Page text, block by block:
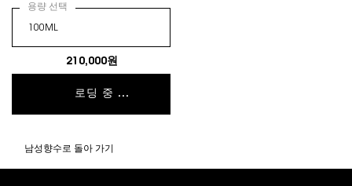
용량 선택
210,000원
로딩 중 ...
남성향수로 돌아 가기